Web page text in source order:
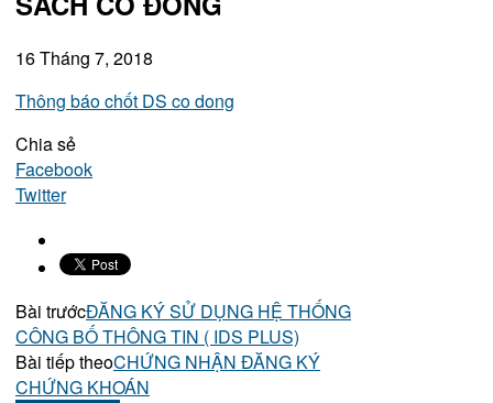
16 Tháng 7, 2018
Thông báo chốt DS co dong
Chia sẻ
Facebook
Twitter
Bài trướcĐĂNG KÝ SỬ DỤNG HỆ THỐNG
CÔNG BỐ THÔNG TIN ( IDS PLUS)
Bài tiếp theoCHỨNG NHẬN ĐĂNG KÝ
CHỨNG KHOÁN